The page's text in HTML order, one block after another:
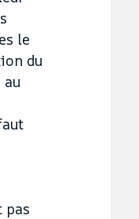
le
du
pas